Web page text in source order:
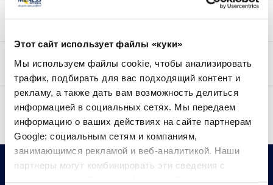
Этот сайт использует файлы «куки»
Мы используем файлы cookie, чтобы анализировать
трафик, подбирать для вас подходящий контент и
рекламу, а также дать вам возможность делиться
информацией в социальных сетях. Мы передаем
информацию о ваших действиях на сайте партнерам
Google: социальным сетям и компаниям,
занимающимся рекламой и веб-аналитикой. Наши
партнеры могут комбинировать эти сведения с
Состав
Отзывы (0)
Доставка